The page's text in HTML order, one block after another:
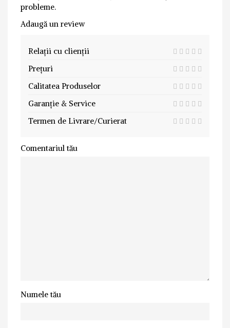
probleme.
Adaugă un review
Relații cu clienții
Prețuri
Calitatea Produselor
Garanție & Service
Termen de Livrare/Curierat
Comentariul tău
Numele tău